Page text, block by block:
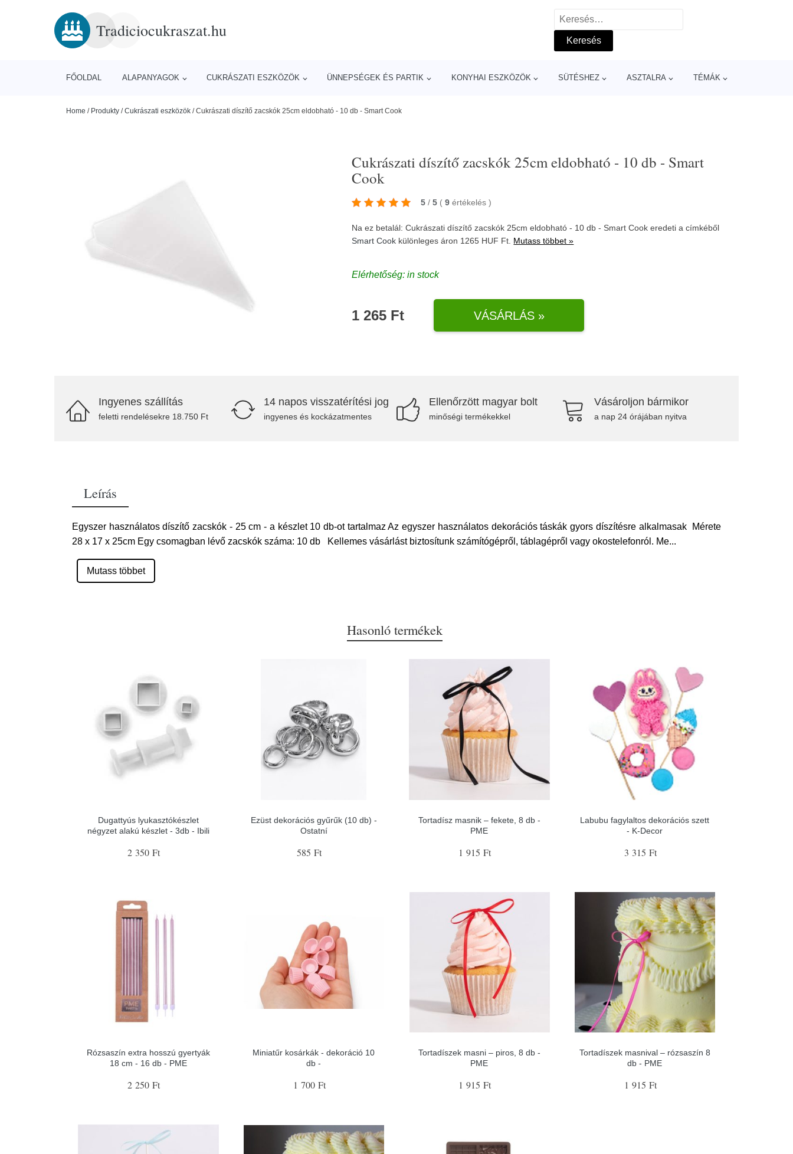
Tradiciocukraszat.hu
Keresés:
FŐOLDAL ALAPANYAGOK CUKRÁSZATI ESZKÖZÖK ÜNNEPSÉGEK ÉS PARTIK KONYHAI ESZKÖZÖK SÜTÉSHEZ ASZTALRA TÉMÁK
Home / Produkty /Cukrászati eszközök /Cukrászati díszítő zacskók 25cm eldobható - 10 db - Smart Cook
Cukrászati díszítő zacskók 25cm eldobható - 10 db - Smart
Cook
5 / 5 ( 9 értékelés)
Na ez betalál: Cukrászati díszítő zacskók 25cm eldobható - 10 db - Smart Cook eredeti a címkéből
Smart Cook különleges áron 1265 HUF Ft. Mutass többet »
Elérhetőség: in stock
1 265 Ft VÁSÁRLÁS »
Ingyenes szállítás
feletti rendelésekre 18.750 Ft
14 napos visszatérítési jog
ingyenes és kockázatmentes
Ellenőrzött magyar bolt
minőségi termékekkel
Vásároljon bármikor
a nap 24 órájában nyitva
Leírás
Egyszer használatos díszítő zacskók - 25 cm - a készlet 10 db-ot tartalmaz Az egyszer használatos dekorációs táskák gyors díszítésre alkalmasak Mérete
28 x 17 x 25cm Egy csomagban lévő zacskók száma: 10 db Kellemes vásárlást biztosítunk számítógépről, táblagépről vagy okostelefonról. Me...
Mutass többet
Hasonló termékek
Dugattyús lyukasztókészlet
négyzet alakú készlet - 3db - Ibili
2 350 Ft
Ezüst dekorációs gyűrűk (10 db) -
Ostatní
585 Ft
Tortadísz masnik – fekete, 8 db -
PME
1 915 Ft
Labubu fagylaltos dekorációs szett
- K-Decor
3 315 Ft
Rózsaszín extra hosszú gyertyák
18 cm - 16 db - PME
2 250 Ft
Miniatűr kosárkák - dekoráció 10
db -
1 700 Ft
Tortadíszek masni – piros, 8 db -
PME
1 915 Ft
Tortadíszek masnival – rózsaszín 8
db - PME
1 915 Ft